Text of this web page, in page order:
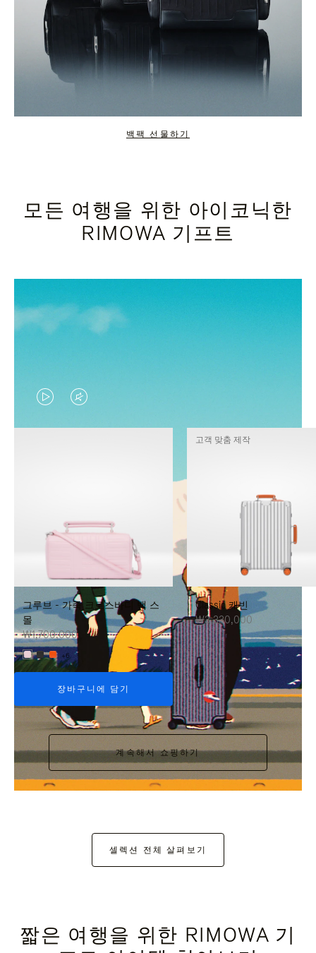
백팩 선물하기
모든 여행을 위한 아이코닉한
RIMOWA 기프트
VIDEO
IS
TO
PAUSE
IT
VIDEO
IS
TO
UNMUTE
IT
그루브 - 가죽 크로스바디 백 스
몰
₩1,700,000
+6
장바구니에 담기
Classic 캐빈
₩3,330,000
고객 맞춤 제작
계속해서 쇼핑하기
셀렉션 전체 살펴보기
짧은 여행을 위한 RIMOWA 기